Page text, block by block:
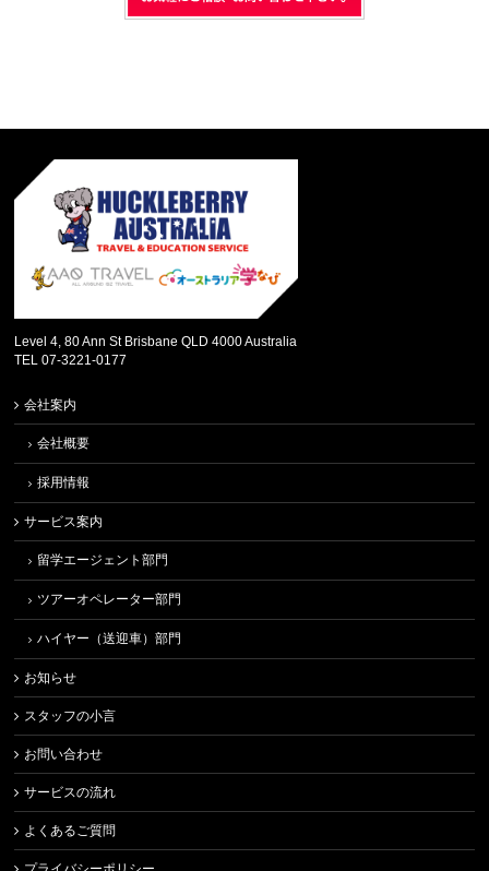
Level 4, 80 Ann St Brisbane QLD 4000 Australia
TEL 07-3221-0177
会社案内
会社概要
採用情報
サービス案内
留学エージェント部門
ツアーオペレーター部門
ハイヤー（送迎車）部門
お知らせ
スタッフの小言
お問い合わせ
サービスの流れ
よくあるご質問